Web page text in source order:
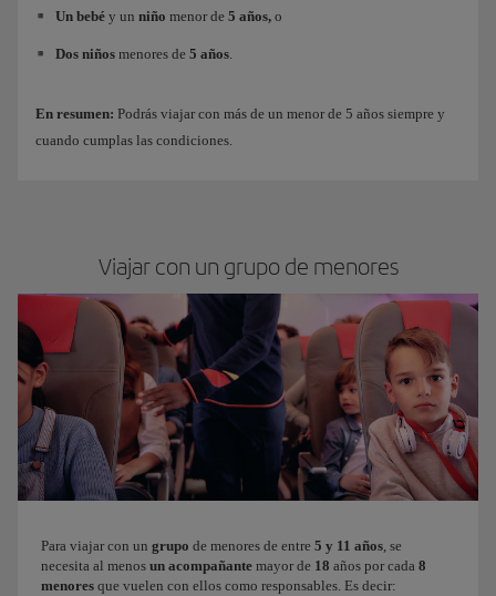
Un bebé y un niño menor de 5 años, o
Dos niños menores de 5 años
En resumen: Podrás viajar con más de un menor de 5 años siempre y
cuando cumplas las condiciones.
Viajar con un grupo de menores
Para viajar con un grupo de menores de entre 5 y 11 años, se
necesita al menos un acompañante mayor de 18 años por cada 8
menores que vuelen con ellos como responsables. Es decir: